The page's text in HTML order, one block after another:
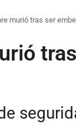
murió tras ser